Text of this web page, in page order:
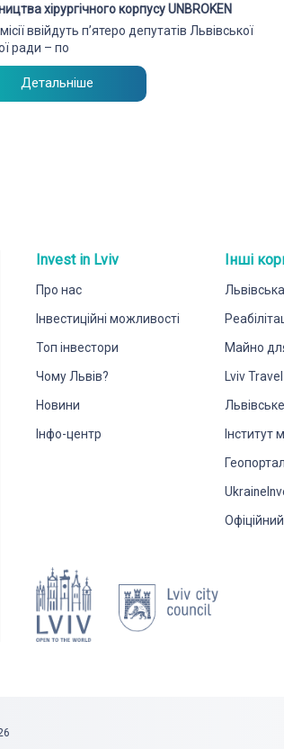
хірургічного корпусу UNBROKEN
ввійдуть п’ятеро депутатів Львівської
ради – по
Детальніше
Invest in Lviv
Про нас
Інвестиційні можливості
Топ інвестори
Чому Львів?
Новини
Інфо-центр
Інші
Майно
Lviv Travel
Інститут